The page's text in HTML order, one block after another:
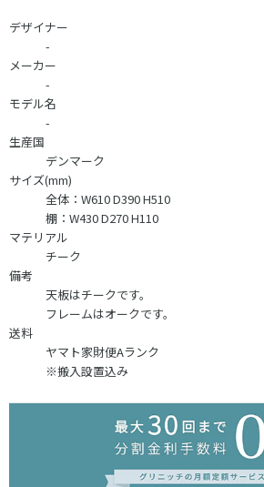
デザイナー
-
メーカー
-
モデル名
-
生産国
デンマーク
サイズ(mm)
全体：W610 D390 H510
棚：W430 D270 H110
マテリアル
チーク
備考
天板はチークです。
フレームはオークです。
送料
ヤマト家財便Aランク
※搬入設置込み